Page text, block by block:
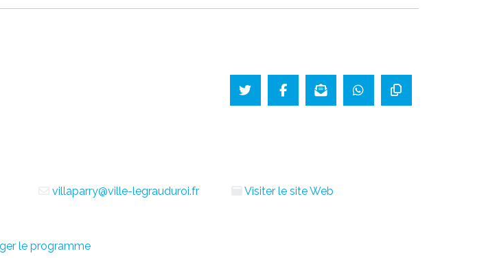
villaparry@ville-legrauduroi.fr Visiter le site Web
le programme